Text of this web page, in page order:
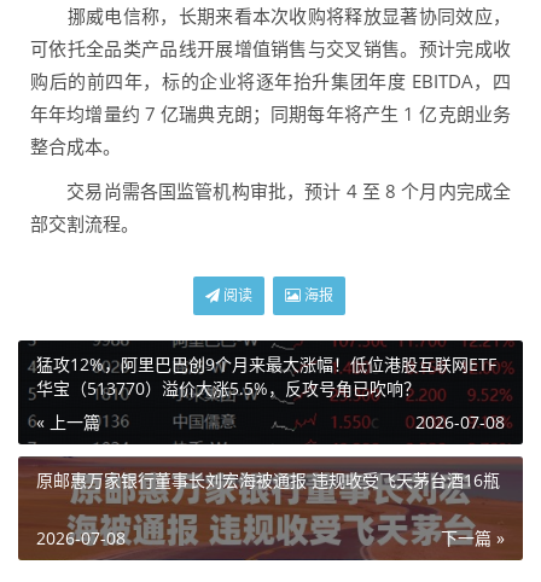
挪威电信称，长期来看本次收购将释放显著协同效应，
可依托全品类产品线开展增值销售与交叉销售。预计完成收
购后的前四年，标的企业将逐年抬升集团年度 EBITDA，四
年年均增量约 7 亿瑞典克朗；同期每年将产生 1 亿克朗业务
整合成本。
交易尚需各国监管机构审批，预计 4 至 8 个月内完成全
部交割流程。
阅读 海报
猛攻12%，阿里巴巴创9个月来最大涨幅！低位港股互联网ETF
华宝（513770）溢价大涨5.5%，反攻号角已吹响？
« 上一篇
2026-07-08
原邮惠万家银行董事长刘宏海被通报 违规收受飞天茅台酒16瓶
下一篇 »
2026-07-08